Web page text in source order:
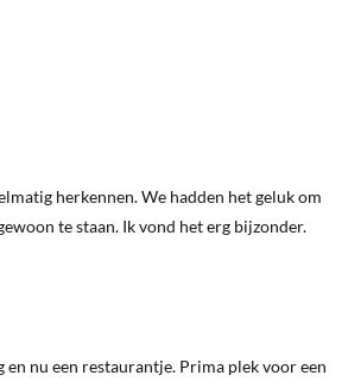
herkennen. We hadden het geluk om
te staan. Ik vond het erg bijzonder.
nu een restaurantje. Prima plek voor een